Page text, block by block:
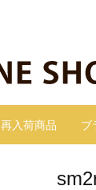
再入荷商品 ブ